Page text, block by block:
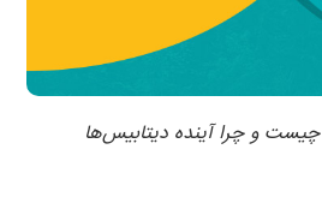
Serverless SQL چیست و چرا آینده دیتابیس‌ها